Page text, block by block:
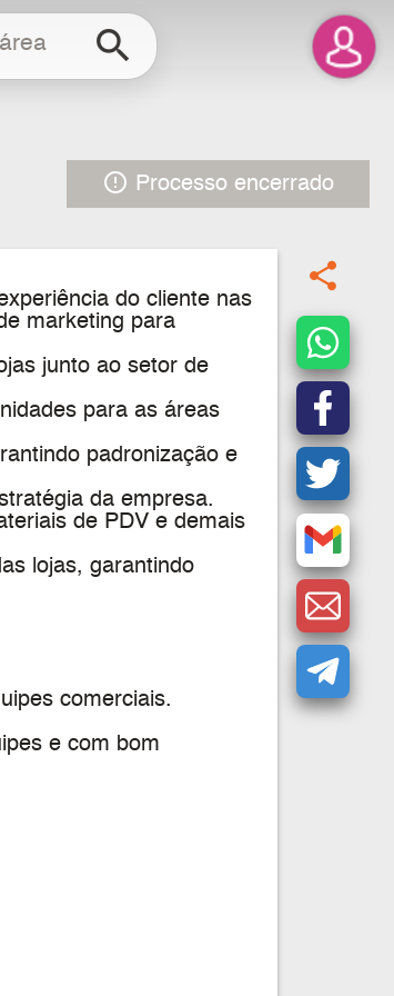
search
error_outline Processo encerrado
do cliente nas
marketing para
junto ao setor de
para as áreas
padronização e
da empresa.
de PDV e demais
lojas, garantindo
comerciais.
e com bom
share